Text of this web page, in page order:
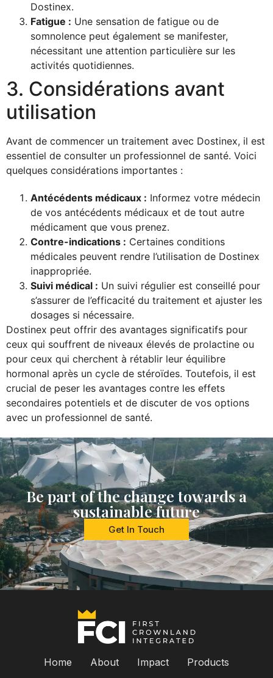
Dostinex.
Fatigue : Une sensation de fatigue ou de
somnolence peut également se manifester,
nécessitant une attention particulière sur les
activités quotidiennes.
3. Considérations avant
utilisation
Avant de commencer un traitement avec Dostinex, il est
essentiel de consulter un professionnel de santé. Voici
quelques considérations importantes :
Antécédents médicaux : Informez votre médecin
de vos antécédents médicaux et de tout autre
médicament que vous prenez.
Contre-indications : Certaines conditions
médicales peuvent rendre l’utilisation de Dostinex
inappropriée.
Suivi médical : Un suivi régulier est conseillé pour
s’assurer de l’efficacité du traitement et ajuster les
dosages si nécessaire.
Dostinex peut offrir des avantages significatifs pour
ceux qui souffrent de niveaux élevés de prolactine ou
pour ceux qui cherchent à rétablir leur équilibre
hormonal après un cycle de stéroïdes. Toutefois, il est
crucial de peser les avantages contre les effets
secondaires potentiels et de discuter de vos options
avec un professionnel de santé.
Be part of the change towards a
sustainable future
Get In Touch
Home About Impact Products